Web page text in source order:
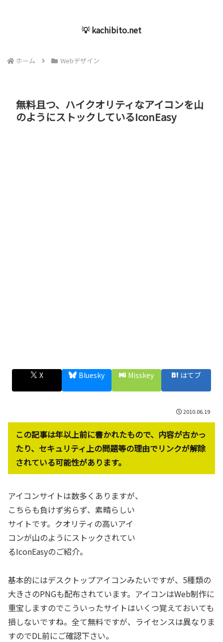
💡 kachibito.net
ホーム Webデザイン
無料且つ、ハイクオリティなアイコンを山
のようにストックしているIconEasy
X Bluesky Misskey はてブ
2010.06.19
この記事は年以上前に書かれたもので、内容が古かっ
たり、セキュリティ上の問題等の理由でリンクが解除
されている可能性があります。
アイコンサイトは数多くありますが、
こちらも負けず劣らず、素晴らしい
サイトです。クオリティの高いアイ
コンが山のようにストックされてい
るIconEasyのご紹介。
基本的にはデスクトップアイコンみたいですが、5種類の
大きさのPNGも配布されています。アイコンはWeb制作に
重宝しますのでこういったサイトはいくつ覚えておいても
損しないですね。全て無料ですが、ライセンスは異なりま
すのでDL前にご確認下さい。